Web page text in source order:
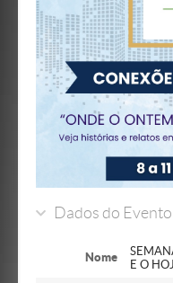
Dados do Evento
Nome
E O